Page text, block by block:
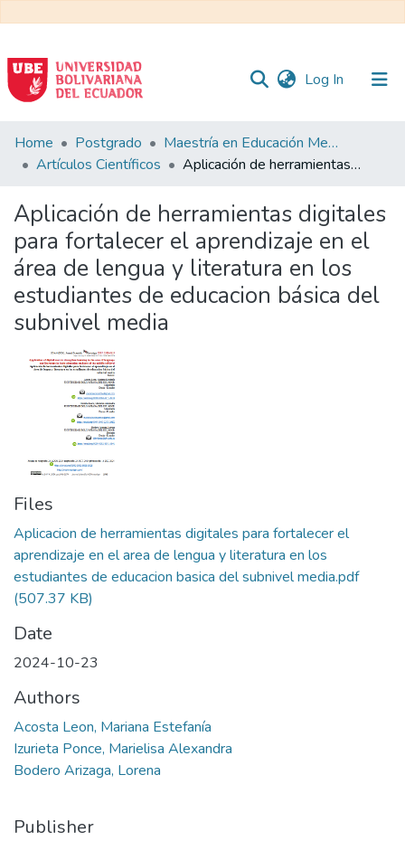
Log In (current)
Communities
&
All of DSpace
Statistics
Home Postgrado
Maestría en Educación Mención en Pedagogía en Entornos Digitales
Artículos Científicos
Aplicación de herramientas digitales para fortalecer el aprendizaje en el área de lengua y literatura en los estudiantes de educacion básica del subnivel media
Aplicación de herramientas digitales
para fortalecer el aprendizaje en el
área de lengua y literatura en los
estudiantes de educacion básica del
subnivel media
Files
Aplicacion de herramientas digitales para fortalecer el
aprendizaje en el area de lengua y literatura en los
estudiantes de educacion basica del subnivel media.pdf
(507.37 KB)
Date
2024-10-23
Authors
Acosta Leon, Mariana Estefanía
Izurieta Ponce, Marielisa Alexandra
Bodero Arizaga, Lorena
Publisher